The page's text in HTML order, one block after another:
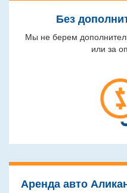
Без
Мы не берем
или за
Аренда авто